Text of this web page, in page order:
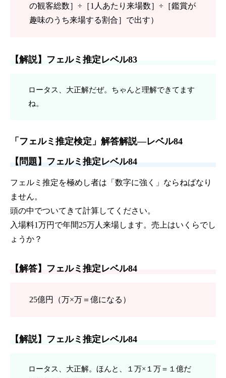
の観客総数］÷［1人あたり来場数］÷［鑑賞が
趣味のうち来場する割合］で出す）
【解説】フェルミ推定レベル83
ロータス、大正解だぜ。ちゃんと理解できてます
ね。
「フェルミ推定検定」解答解説—レベル84
【問題】フェルミ推定レベル84
フェルミ推定を極めし者は「数字に強く」ならねばなり
ません。
頭の中でついてきて計算してください。
入場料1万円で年間25万人来場します。売上はいくらでし
ょうか？
【解答】フェルミ推定レベル84
25億円（万×万＝億になる）
【解説】フェルミ推定レベル84
ロータス、大正解。ほんと、１万×１万＝１億だ